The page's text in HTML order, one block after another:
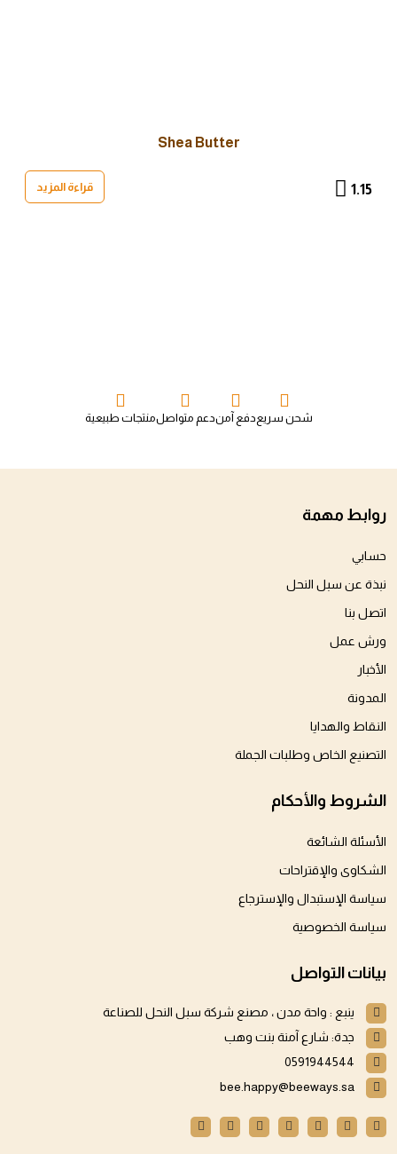
Shea Butter
1.15 قراءة المزيد
شحن سريع دفع آمندعم متواصلمنتجات طبيعية
روابط مهمة
حسابي
نبذة عن سبل النحل
اتصل بنا
ورش عمل
الأخبار
المدونة
النقاط والهدايا
التصنيع الخاص وطلبات الجملة
الشروط والأحكام
الأسئلة الشائعة
الشكاوى والإقتراحات
سياسة الإستبدال والإسترجاع
سياسة الخصوصية
بيانات التواصل
ينبع : واحة مدن ، مصنع شركة سبل النحل للصناعة
جدة: شارع آمنة بنت وهب
0591944544
bee.happy@beeways.sa